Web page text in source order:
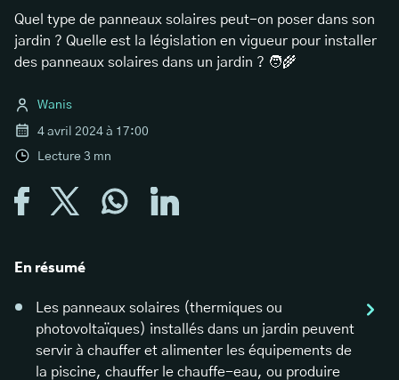
Quel type de panneaux solaires peut-on poser dans son
jardin ? Quelle est la législation en vigueur pour installer
des panneaux solaires dans un jardin ? 🧑‍🌾
Wanis
4 avril 2024 à 17:00
Lecture 3 mn
En résumé
Les panneaux solaires (thermiques ou
photovoltaïques) installés dans un jardin peuvent
servir à chauffer et alimenter les équipements de
la piscine, chauffer le chauffe-eau, ou produire